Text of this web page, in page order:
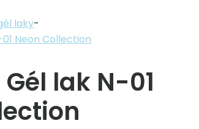
laky-
Neon Collection
lak N-01